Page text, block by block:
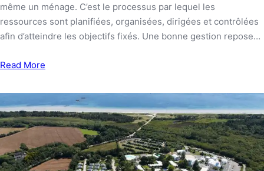
même un ménage. C’est le processus par lequel les
ressources sont planifiées, organisées, dirigées et contrôlées
afin d’atteindre les objectifs fixés. Une bonne gestion repose…
Read More